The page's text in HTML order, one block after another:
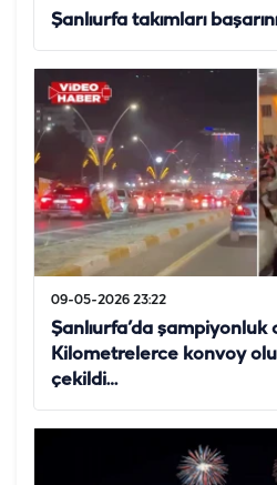
Şanlıurfa takımları
09-05-2026 23:22
Şanlıurfa’da şampiyonluk
Kilometrelerce konvoy
çekildi…